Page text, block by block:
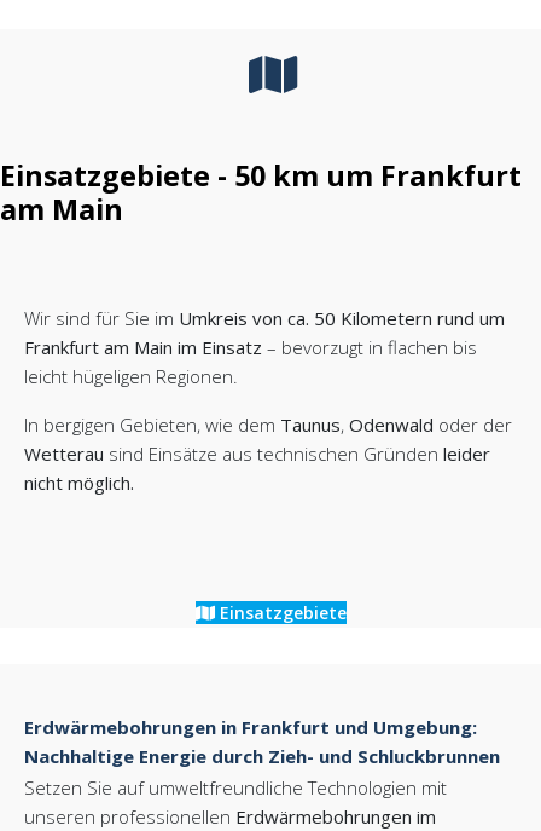
Einsatzgebiete - 50 km um Frankfurt
am Main
Wir sind für Sie im Umkreis von ca. 50 Kilometern rund um
Frankfurt am Main im Einsatz – bevorzugt in flachen bis
leicht hügeligen Regionen.
In bergigen Gebieten, wie dem Taunus, Odenwald oder der
Wetterau sind Einsätze aus technischen Gründen leider
nicht möglich.
Einsatzgebiete
Erdwärmebohrungen in Frankfurt und Umgebung:
Nachhaltige Energie durch Zieh- und Schluckbrunnen
Setzen Sie auf umweltfreundliche Technologien mit
unseren professionellen Erdwärmebohrungen im